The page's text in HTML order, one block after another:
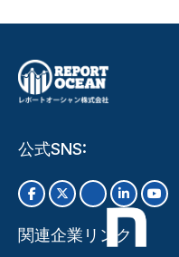
公式SNS:
関連企業リンク